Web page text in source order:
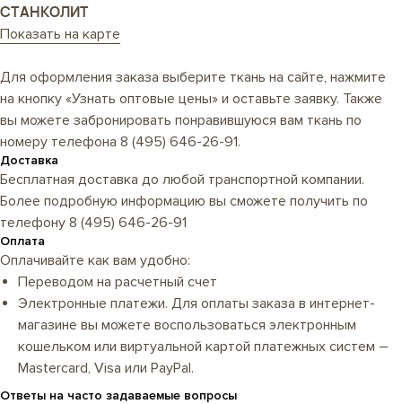
СТАНКОЛИТ
Показать на карте
Для оформления заказа выберите ткань на сайте, нажмите
на кнопку «Узнать оптовые цены» и оставьте заявку. Также
вы можете забронировать понравившуюся вам ткань по
номеру телефона 8 (495) 646-26-91.
Доставка
Бесплатная доставка до любой транспортной компании.
Более подробную информацию вы сможете получить по
телефону 8 (495) 646-26-91
Оплата
Оплачивайте как вам удобно:
Переводом на расчетный счет
Электронные платежи. Для оплаты заказа в интернет-
магазине вы можете воспользоваться электронным
кошельком или виртуальной картой платежных систем –
Mastercard, Visa или PayPal.
Ответы на часто задаваемые вопросы